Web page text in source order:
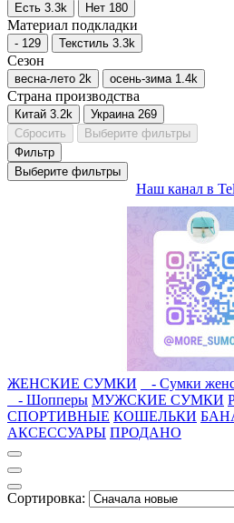
Есть 3.3k Нет 180
Материал подкладки
- 129 Текстиль 3.3k
Сезон
весна-лето 2k осень-зима 1.4k
Страна производства
Китай 3.2k Украина 269
Сбросить
Выберите фильтры
Фильтр
Выберите фильтры
Наш канал в
ЖЕНСКИЕ СУМКИ - Сумки
- Шопперы МУЖСКИЕ СУМКИ
СПОРТИВНЫЕ КОШЕЛЬКИ
АКСЕССУАРЫ ПРОДАНО
Сортировка: